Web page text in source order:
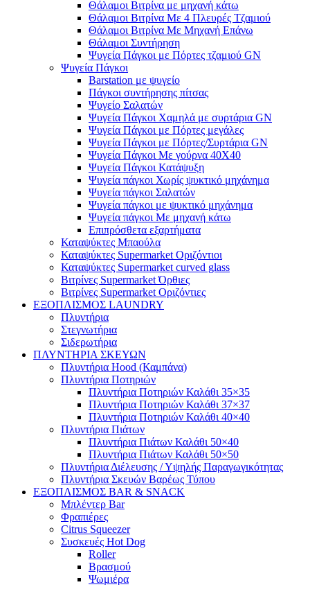
Θάλαμοι Βιτρίνα με μηχανή κάτω
Θάλαμοι Βιτρίνα Με 4 Πλευρές Τζαμιού
Θάλαμοι Βιτρίνα Με Μηχανή Επάνω
Θάλαμοι Συντήρηση
Ψυγεία Πάγκοι με Πόρτες τζαμιού GN
Ψυγεία Πάγκοι
Barstation με ψυγείο
Πάγκοι συντήρησης πίτσας
Ψυγείο Σαλατών
Ψυγεία Πάγκοι Χαμηλά με συρτάρια GN
Ψυγεία Πάγκοι με Πόρτες μεγάλες
Ψυγεία Πάγκοι με Πόρτες/Συρτάρια GN
Ψυγεία Πάγκοι Με γούρνα 40Χ40
Ψυγεία Πάγκοι Κατάψυξη
Ψυγεία πάγκοι Χωρίς ψυκτικό μηχάνημα
Ψυγεία πάγκοι Σαλατών
Ψυγεία πάγκοι με ψυκτικό μηχάνημα
Ψυγεία πάγκοι Με μηχανή κάτω
Επιπρόσθετα εξαρτήματα
Καταψύκτες Μπαούλα
Καταψύκτες Supermarket Οριζόντιοι
Καταψύκτες Supermarket curved glass
Βιτρίνες Supermarket Όρθιες
Βιτρίνες Supermarket Οριζόντιες
ΕΞΟΠΛΙΣΜΟΣ LAUNDRY
Πλυντήρια
Στεγνωτήρια
Σιδερωτήρια
ΠΛΥΝΤΗΡΙΑ ΣΚΕΥΩΝ
Πλυντήρια Hood (Καμπάνα)
Πλυντήρια Ποτηριών
Πλυντήρια Ποτηριών Καλάθι 35×35
Πλυντήρια Ποτηριών Καλάθι 37×37
Πλυντήρια Ποτηριών Καλάθι 40×40
Πλυντήρια Πιάτων
Πλυντήρια Πιάτων Καλάθι 50×40
Πλυντήρια Πιάτων Καλάθι 50×50
Πλυντήρια Διέλευσης / Υψηλής Παραγωγικότητας
Πλυντήρια Σκευών Βαρέως Τύπου
ΕΞΟΠΛΙΣΜΟΣ BAR & SNACK
Μπλέντερ Bar
Φραπιέρες
Citrus Squeezer
Συσκευές Hot Dog
Roller
Βρασμού
Ψωμιέρα